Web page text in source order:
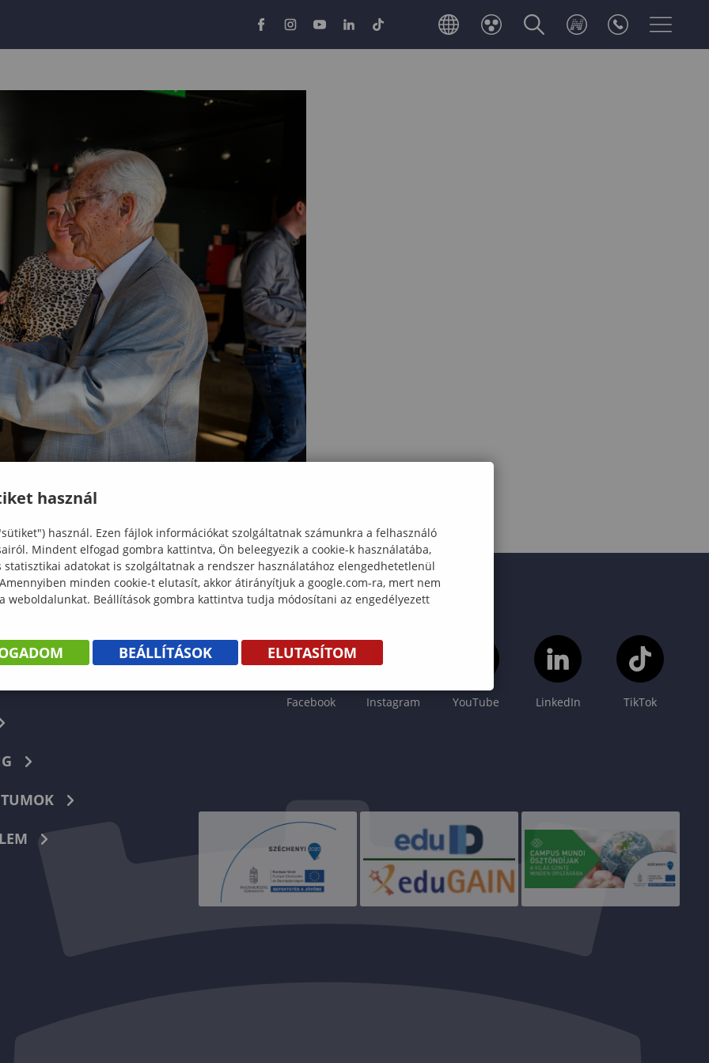
Facebook Instagram YouTube LinkedIn TikTok
használ
használ. Ezen fájlok információkat szolgáltatnak számunkra a felhasználó
Mindent elfogad gombra kattintva, Ön beleegyezik a cookie-k használatába,
statisztikai adatokat is szolgáltatnak a rendszer használatához elengedhetetlenül
minden cookie-t elutasít, akkor átirányítjuk a google.com-ra, mert nem
weboldalunkat. Beállítások gombra kattintva tudja módosítani az engedélyezett
BEÁLLÍTÁSOK ELUTASÍTOM